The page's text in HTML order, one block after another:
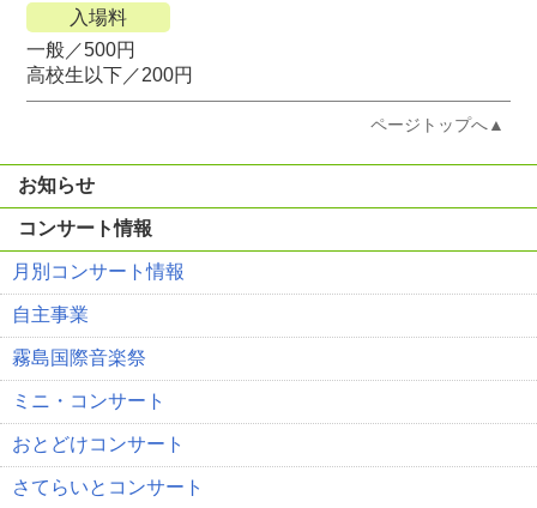
入場料
一般／500円
高校生以下／200円
ページトップへ▲
お知らせ
コンサート情報
月別コンサート情報
自主事業
霧島国際音楽祭
ミニ・コンサート
おとどけコンサート
さてらいとコンサート